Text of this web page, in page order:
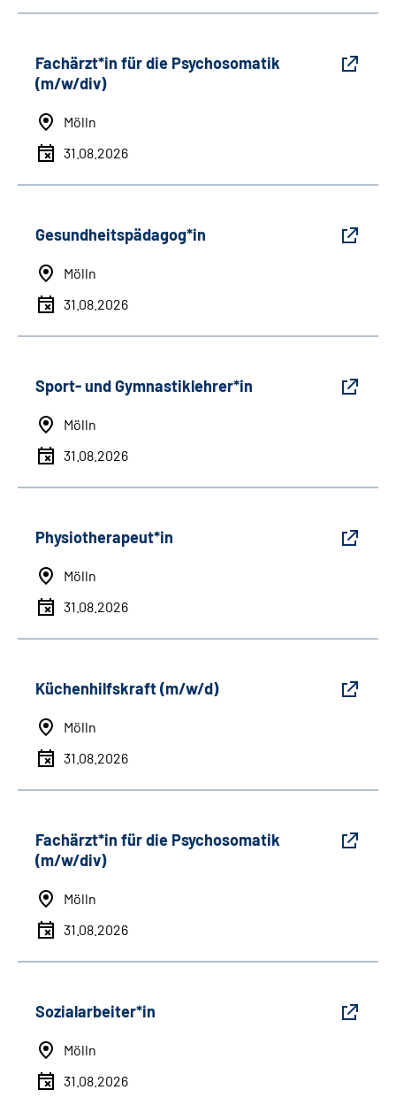
Fachärzt*in für die Psychosomatik
(m/w/div)
Mölln
31.08.2026
Gesundheitspädagog*in
Mölln
31.08.2026
Sport- und Gymnastiklehrer*in
Mölln
31.08.2026
Physiotherapeut*in
Mölln
31.08.2026
Küchenhilfskraft (m/w/d)
Mölln
31.08.2026
Fachärzt*in für die Psychosomatik
(m/w/div)
Mölln
31.08.2026
Sozialarbeiter*in
Mölln
31.08.2026